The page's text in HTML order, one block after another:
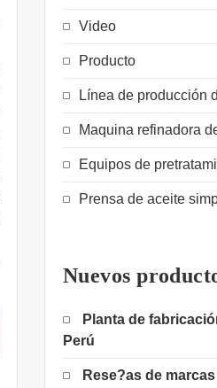
Video
Producto
Línea de producción
Maquina refinadora
Equipos de
Prensa de aceite
Nuevos
Planta de
Perú
Rese?as de